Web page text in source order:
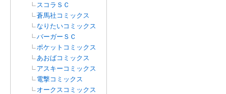
スコラＳＣ
蒼馬社コミックス
なりたいコミックス
バーガーＳＣ
ポケットコミックス
あおばコミックス
アスキーコミックス
電撃コミックス
オークスコミックス